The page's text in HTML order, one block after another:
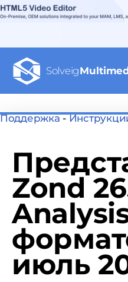
Solveig
Поддержка-
Zond
июль